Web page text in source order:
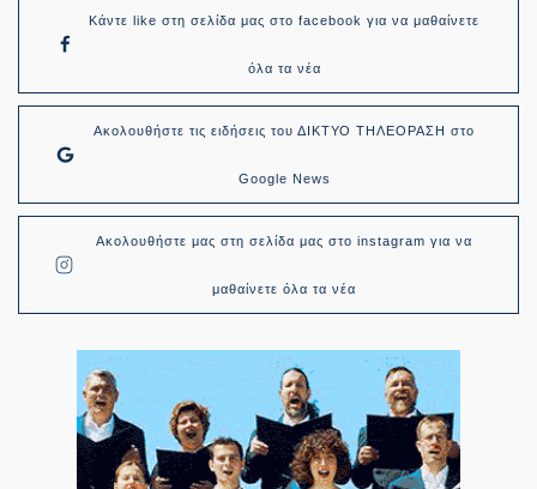
Κάντε like στη σελίδα μας στο facebook για να μαθαίνετε
όλα τα νέα
Ακολουθήστε τις ειδήσεις του ΔΙΚΤΥΟ ΤΗΛΕΟΡΑΣΗ στο
Google News
Ακολουθήστε μας στη σελίδα μας στο instagram για να
μαθαίνετε όλα τα νέα